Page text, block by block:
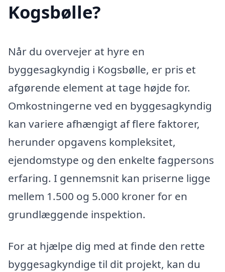
Kogsbølle?
Når du overvejer at hyre en
byggesagkyndig i Kogsbølle, er pris et
afgørende element at tage højde for.
Omkostningerne ved en byggesagkyndig
kan variere afhængigt af flere faktorer,
herunder opgavens kompleksitet,
ejendomstype og den enkelte fagpersons
erfaring. I gennemsnit kan priserne ligge
mellem 1.500 og 5.000 kroner for en
grundlæggende inspektion.
For at hjælpe dig med at finde den rette
byggesagkyndige til dit projekt, kan du